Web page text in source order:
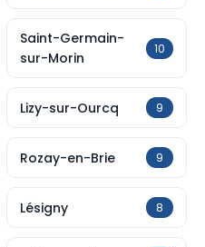
Saint-Germain-
sur-Morin
10
Lizy-sur-Ourcq 9
Rozay-en-Brie 9
Lésigny 8